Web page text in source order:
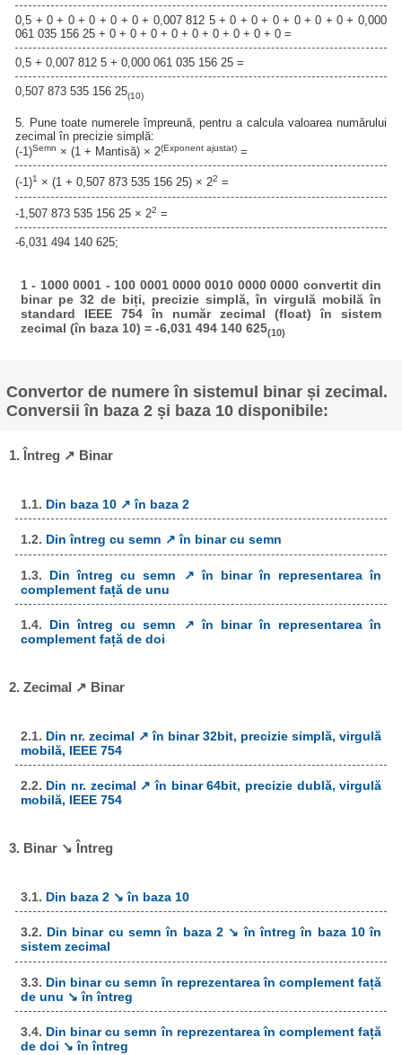
0,5 + 0 + 0 + 0 + 0 + 0 + 0,007 812 5 + 0 + 0 + 0 + 0 + 0 + 0 + 0,000
061 035 156 25 + 0 + 0 + 0 + 0 + 0 + 0 + 0 + 0 + 0 =
0,5 + 0,007 812 5 + 0,000 061 035 156 25 =
0,507 873 535 156 25(10)
5. Pune toate numerele împreună, pentru a calcula valoarea numărului
zecimal în precizie simplă:
(-1)Semn × (1 + Mantisă) × 2(Exponent ajustat) =
(-1)1 × (1 + 0,507 873 535 156 25) × 22 =
-1,507 873 535 156 25 × 22 =
-6,031 494 140 625;
1 - 1000 0001 - 100 0001 0000 0010 0000 0000 convertit din
binar pe 32 de biți, precizie simplă, în virgulă mobilă în
standard IEEE 754 în număr zecimal (float) în sistem
zecimal (în baza 10) = -6,031 494 140 625(10)
Convertor de numere în sistemul binar și zecimal.
Conversii în baza 2 și baza 10 disponibile:
1. Întreg ↗ Binar
1.1. Din baza 10 ↗ în baza 2
1.2. Din întreg cu semn ↗ în binar cu semn
1.3. Din întreg cu semn ↗ în binar în representarea în
complement față de unu
1.4. Din întreg cu semn ↗ în binar în representarea în
complement față de doi
2. Zecimal ↗ Binar
2.1. Din nr. zecimal ↗ în binar 32bit, precizie simplă, virgulă
mobilă, IEEE 754
2.2. Din nr. zecimal ↗ în binar 64bit, precizie dublă, virgulă
mobilă, IEEE 754
3. Binar ↘ Întreg
3.1. Din baza 2 ↘ în baza 10
3.2. Din binar cu semn în baza 2 ↘ în întreg în baza 10 în
sistem zecimal
3.3. Din binar cu semn în reprezentarea în complement față
de unu ↘ în întreg
3.4. Din binar cu semn în reprezentarea în complement față
de doi ↘ în întreg